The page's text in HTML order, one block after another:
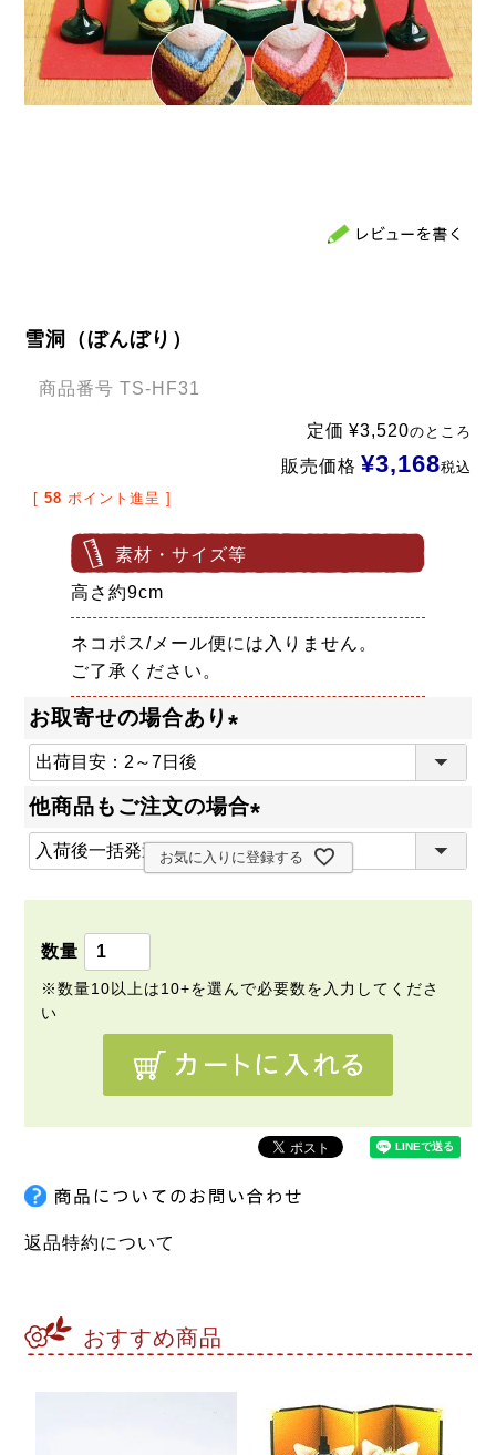
雪洞（ぼんぼり）
商品番号 TS-HF31
定価 ¥3,520のところ
販売価格 ¥3,168税込
[ 58 ポイント進呈 ]
素材・サイズ等
高さ約9cm
ネコポス/メール便には入りません。
ご了承ください。
お取寄せの場合あり
必
)
他商品もご注文の場合
(
お気に入りに登録する
返品特約について
おすすめ商品